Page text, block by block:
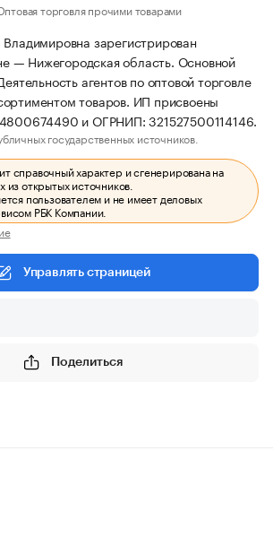
торговля прочими товарами
зарегистрирован
— Нижегородская область. Основной
агентов по оптовой торговле
товаров. ИП присвоены
и ОГРНИП: 321527500114146.
государственных источников.
справочный характер и сгенерирована на
из открытых источников.
пользователем и не имеет деловых
РБК Компании.
Управлять страницей
Поделиться